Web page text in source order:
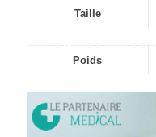
Taille
Poids